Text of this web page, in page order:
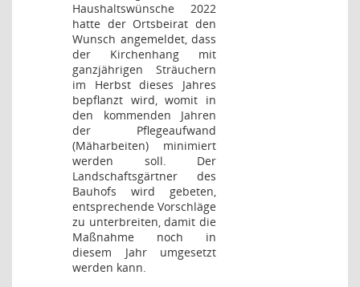
Haushaltswünsche 2022
hatte der Ortsbeirat den
Wunsch angemeldet, dass
der Kirchenhang mit
ganzjährigen Sträuchern
im Herbst dieses Jahres
bepflanzt wird, womit in
den kommenden Jahren
der Pflegeaufwand
(Mäharbeiten) minimiert
werden soll. Der
Landschaftsgärtner des
Bauhofs wird gebeten,
entsprechende Vorschläge
zu unterbreiten, damit die
Maßnahme noch in
diesem Jahr umgesetzt
werden kann.